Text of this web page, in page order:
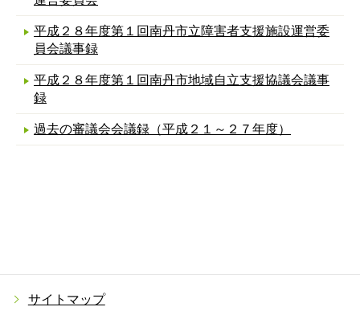
平成２８年度第１回南丹市立障害者支援施設運営委
員会議事録
平成２８年度第１回南丹市地域自立支援協議会議事
録
過去の審議会会議録（平成２１～２７年度）
サイトマップ